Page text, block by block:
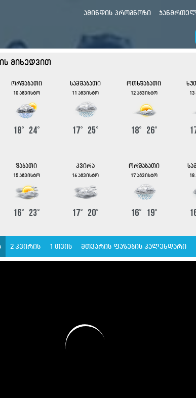
ამინდის პროგნოზი
მიხედვით
ორშაბათი
10 აგვისტო
18° 24°
სამშაბათი
11 აგვისტო
17° 25°
ოთხშაბათი
12 აგვისტო
18° 26°
შაბათი
15 აგვისტო
16° 23°
კვირა
16 აგვისტო
17° 20°
ორშაბათი
17 აგვისტო
16° 19°
2 კვირის 1 თვის მთვარის ფაზების კალენდარი